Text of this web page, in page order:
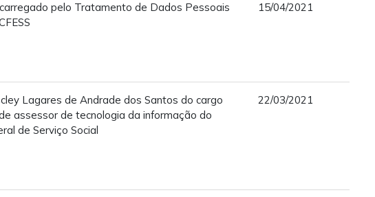
pelo Tratamento de Dados Pessoais
15/04/2021
Lagares de Andrade dos Santos do cargo
assessor de tecnologia da informação do
de Serviço Social
22/03/2021